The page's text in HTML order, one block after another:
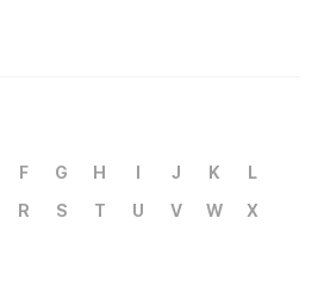
F G H I J K
L
R S T U V W
X